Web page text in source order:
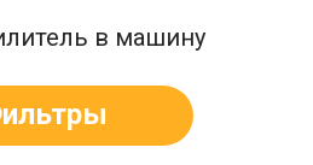
в машину